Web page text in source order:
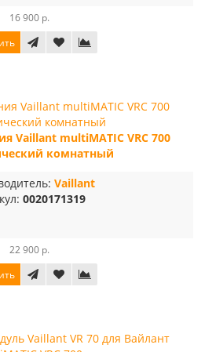
22 400
16 900 р.
Vaillant multiMATIC VRC 700
комнатный
Vaillant
0020171319
22 900 р.